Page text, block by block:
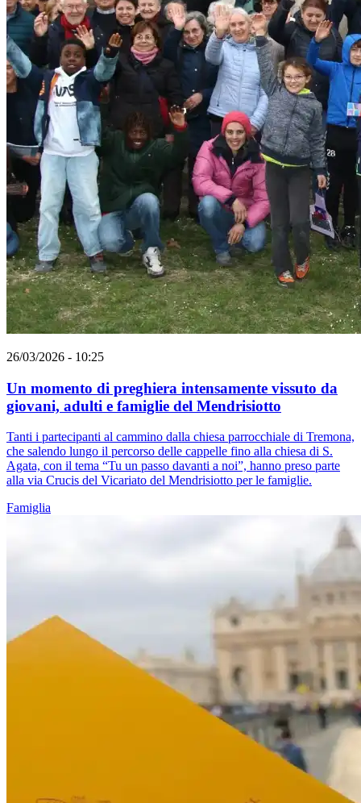
26/03/2026 - 10:25
Un momento di preghiera intensamente vissuto da
giovani, adulti e famiglie del Mendrisiotto
Tanti i partecipanti al cammino dalla chiesa parrocchiale di Tremona,
che salendo lungo il percorso delle cappelle fino alla chiesa di S.
Agata, con il tema “Tu un passo davanti a noi”, hanno preso parte
alla via Crucis del Vicariato del Mendrisiotto per le famiglie.
Famiglia